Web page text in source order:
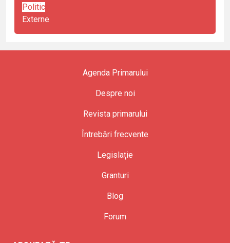
Politic
Externe
Agenda Primarului
Despre noi
Revista primarului
Întrebări frecvente
Legislație
Granturi
Blog
Forum